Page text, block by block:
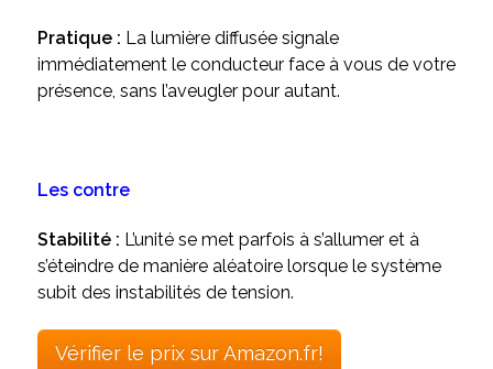
Pratique : La lumière diffusée signale
immédiatement le conducteur face à vous de votre
présence, sans l’aveugler pour autant.
Les contre
Stabilité : L’unité se met parfois à s’allumer et à
s’éteindre de manière aléatoire lorsque le système
subit des instabilités de tension.
Vérifier le prix sur Amazon.fr!